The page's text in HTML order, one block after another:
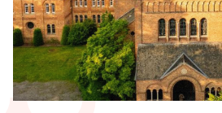
agenda
over